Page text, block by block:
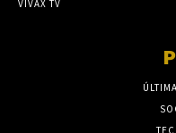
VIVAX TV